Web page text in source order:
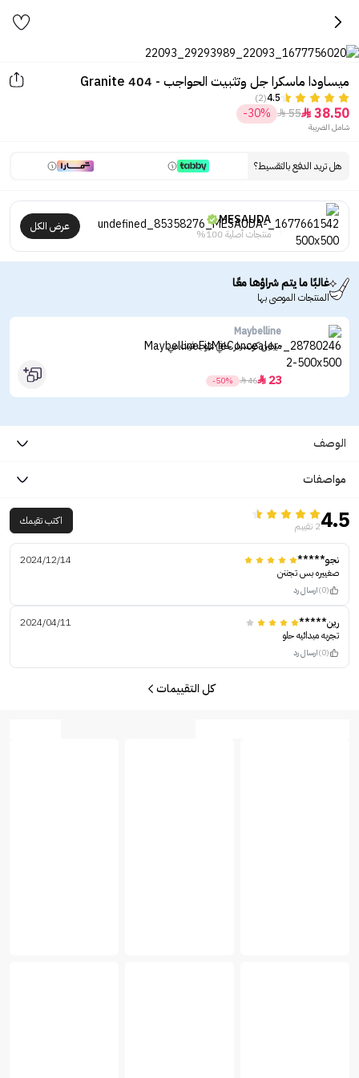
ميساودا ماسكرا جل وتثبيت الحواجب - 404 Granite
4.5
(2)
38.50

55

-30%
شامل الضريبة
هل تريد الدفع بالتقسيط؟
MESAUDA
منتجات أصلية 100%
عرض الكل
غالبًا ما يتم شراؤها معًا
المنتجات الموصى بها
Maybelline
ميبلين كونسيلر خافي عيوب فيت مي
23

46

-50%
الوصف
مواصفات
4.52 تقييم اكتب تقيمك
نجو*****
2024/12/14
صغييره بس تجننن
(0) ارسال رد
رين*****
2024/04/11
تجربه مبدائيه حلو
(0) ارسال رد
كل التقييمات